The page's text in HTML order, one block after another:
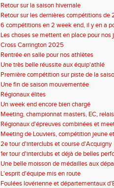
Retour sur la saison hivernale
Retour sur les dernières compétitions de
premières de 2026
6 compétitions en 2 week end, il y en a
Les choses se mettent en place pour nos
Cross Carrington 2025
Rentrée en salle pour nos athlètes
Une très belle réussite aux équip'athlé
Première compétition sur piste de la
Une fin de saison mouvementée
Régionaux élites
Un week end encore bien chargé
Meeting, championnat masters, EC,
Régionaux d'épreuves combinées et
Meeting de Louviers, compétition jeune
2e tour d'interclubs et course d'Acquigny
1er tour d'interclubs et déjà de belles
Une belle moisson de médailles aux
foulées pintervillaises)
L'esprit d'équipe mis en route
Foulées lovérienne et départementaux